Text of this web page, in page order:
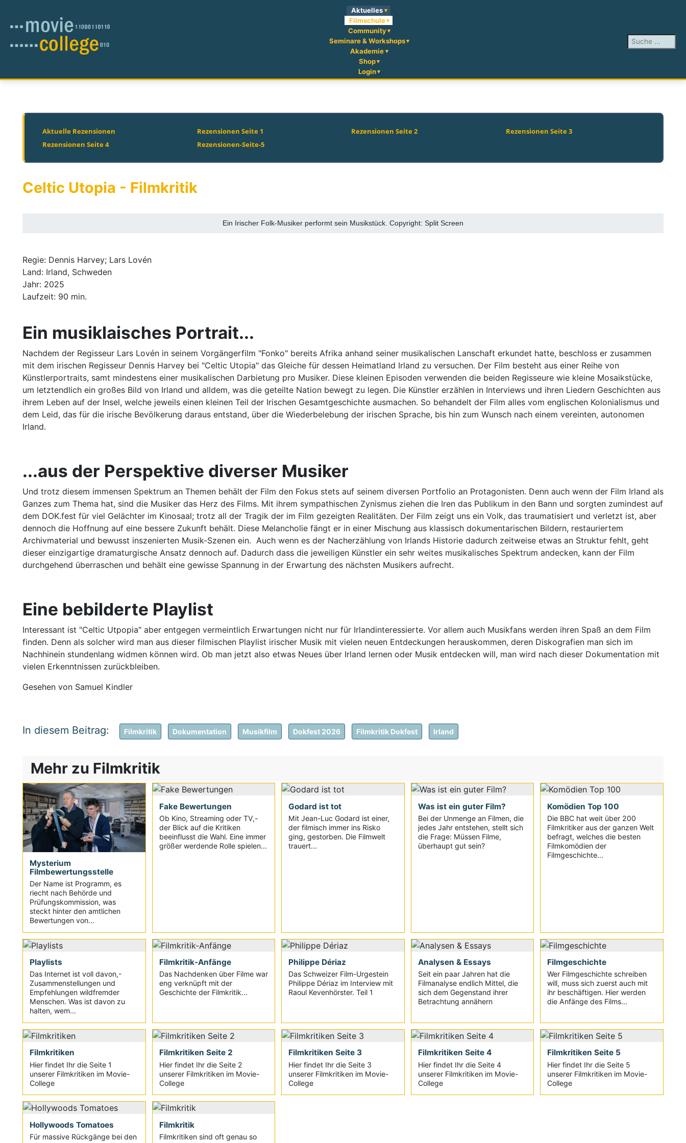
Aktuelles
Filmschule
Community
Seminare & Workshops
Akademie
Shop
Login
Suchen ...
Aktuelle Rezensionen Rezensionen Seite 1 Rezensionen Seite 2
Rezensionen Seite 3
Rezensionen Seite 4
Rezensionen-Seite-5
Celtic Utopia - Filmkritik
Ein Irischer Folk-Musiker performt sein Musikstück. Copyright: Split Screen
Regie: Dennis Harvey; Lars Lovén
Land: Irland, Schweden
Jahr: 2025
Laufzeit: 90 min.
Ein musiklaisches Portrait...
Nachdem der Regisseur Lars Lovén in seinem Vorgängerfilm "Fonko" bereits Afrika anhand seiner musikalischen Lanschaft erkundet hatte, beschloss er zusammen
mit dem irischen Regisseur Dennis Harvey bei "Celtic Utopia" das Gleiche für dessen Heimatland Irland zu versuchen. Der Film besteht aus einer Reihe von
Künstlerportraits, samt mindestens einer musikalischen Darbietung pro Musiker. Diese kleinen Episoden verwenden die beiden Regisseure wie kleine Mosaikstücke,
um letztendlich ein großes Bild von Irland und alldem, was die geteilte Nation bewegt zu legen. Die Künstler erzählen in Interviews und ihren Liedern Geschichten aus
ihrem Leben auf der Insel, welche jeweils einen kleinen Teil der Irischen Gesamtgeschichte ausmachen. So behandelt der Film alles vom englischen Kolonialismus und
dem Leid, das für die irische Bevölkerung daraus entstand, über die Wiederbelebung der irischen Sprache, bis hin zum Wunsch nach einem vereinten, autonomen
Irland.
...aus der Perspektive diverser Musiker
Und trotz diesem immensen Spektrum an Themen behält der Film den Fokus stets auf seinem diversen Portfolio an Protagonisten. Denn auch wenn der Film Irland als
Ganzes zum Thema hat, sind die Musiker das Herz des Films. Mit ihrem sympathischen Zynismus ziehen die Iren das Publikum in den Bann und sorgten zumindest auf
dem DOK.fest für viel Gelächter im Kinosaal; trotz all der Tragik der im Film gezeigten Realitäten. Der Film zeigt uns ein Volk, das traumatisiert und verletzt ist, aber
dennoch die Hoffnung auf eine bessere Zukunft behält. Diese Melancholie fängt er in einer Mischung aus klassisch dokumentarischen Bildern, restauriertem
Archivmaterial und bewusst inszenierten Musik-Szenen ein. Auch wenn es der Nacherzählung von Irlands Historie dadurch zeitweise etwas an Struktur fehlt, geht
dieser einzigartige dramaturgische Ansatz dennoch auf. Dadurch dass die jeweiligen Künstler ein sehr weites musikalisches Spektrum andecken, kann der Film
durchgehend überraschen und behält eine gewisse Spannung in der Erwartung des nächsten Musikers aufrecht.
Eine bebilderte Playlist
Interessant ist "Celtic Utpopia" aber entgegen vermeintlich Erwartungen nicht nur für Irlandinteressierte. Vor allem auch Musikfans werden ihren Spaß an dem Film
finden. Denn als solcher wird man aus dieser filmischen Playlist irischer Musik mit vielen neuen Entdeckungen herauskommen, deren Diskografien man sich im
Nachhinein stundenlang widmen können wird. Ob man jetzt also etwas Neues über Irland lernen oder Musik entdecken will, man wird nach dieser Dokumentation mit
vielen Erkenntnissen zurückbleiben.
Gesehen von Samuel Kindler
Filmkritik Dokumentation Musikfilm Dokfest 2026 Filmkritik Dokfest Irland
Mehr zu Filmkritik
Mysterium
Filmbewertungsstelle
Der Name ist Programm, es
riecht nach Behörde und
Prüfungskommission, was
steckt hinter den amtlichen
Bewertungen von...
Fake Bewertungen
Ob Kino, Streaming oder TV,-
der Blick auf die Kritiken
beeinflusst die Wahl. Eine immer
größer werdende Rolle spielen...
Godard ist tot
Mit Jean-Luc Godard ist einer,
der filmisch immer ins Risko
ging, gestorben. Die Filmwelt
trauert...
Was ist ein guter Film?
Bei der Unmenge an Filmen, die
jedes Jahr entstehen, stellt sich
die Frage: Müssen Filme,
überhaupt gut sein?
Komödien Top 100
Die BBC hat weit über 200
Filmkritiker aus der ganzen Welt
befragt, welches die besten
Filmkomödien der
Filmgeschichte...
Playlists
Das Internet ist voll davon,-
Zusammenstellungen und
Empfehlungen wildfremder
Menschen. Was ist davon zu
halten, wem...
Filmkritik-Anfänge
Das Nachdenken über Filme war
eng verknüpft mit der
Geschichte der Filmkritik...
Philippe Dériaz
Das Schweizer Film-Urgestein
Philippe Dériaz im Interview mit
Raoul Kevenhörster. Teil 1
Analysen & Essays
Seit ein paar Jahren hat die
Filmanalyse endlich Mittel, die
sich dem Gegenstand ihrer
Betrachtung annähern
Filmgeschichte
Wer Filmgeschichte schreiben
will, muss sich zuerst auch mit
ihr beschäftigen. Hier werden
die Anfänge des Films...
Filmkritiken
Hier findet Ihr die Seite 1
unserer Filmkritiken im Movie-
College
Filmkritiken Seite 2
Hier findet Ihr die Seite 2
unserer Filmkritiken im Movie-
College
Filmkritiken Seite 3
Hier findet Ihr die Seite 3
unserer Filmkritiken im Movie-
College
Filmkritiken Seite 4
Hier findet Ihr die Seite 4
unserer Filmkritiken im Movie-
College
Filmkritiken Seite 5
Hier findet Ihr die Seite 5
unserer Filmkritiken im Movie-
College
Hollywoods Tomatoes
Für massive Rückgänge bei den
Filmkritik
Filmkritiken sind oft genau so